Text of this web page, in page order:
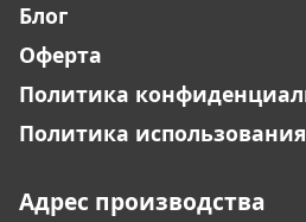
Блог
Оферта
Политика
Политика
Адрес производства